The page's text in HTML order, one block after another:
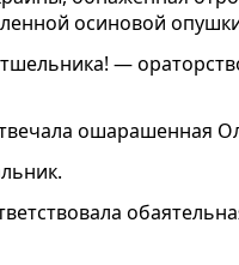
осиновой
—
ошарашенная